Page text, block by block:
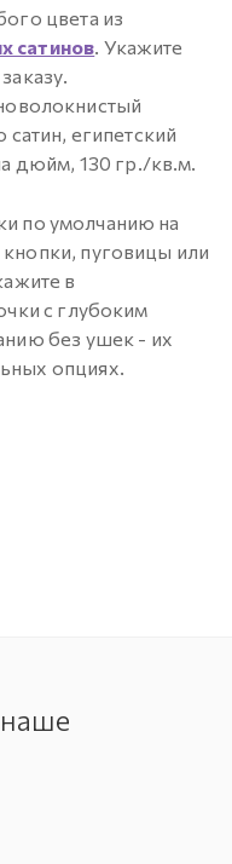
цвета из
сатинов. Укажите
египетский
дюйм, 130 гр./кв.м.
по умолчанию на
пуговицы или
в
с глубоким
без ушек - их
опциях.